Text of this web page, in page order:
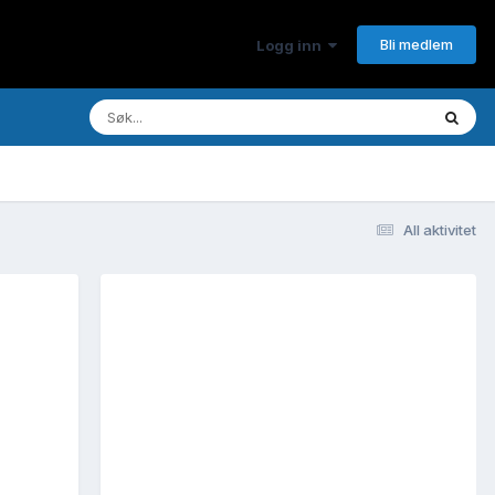
Logg inn Bli medlem
All aktivitet